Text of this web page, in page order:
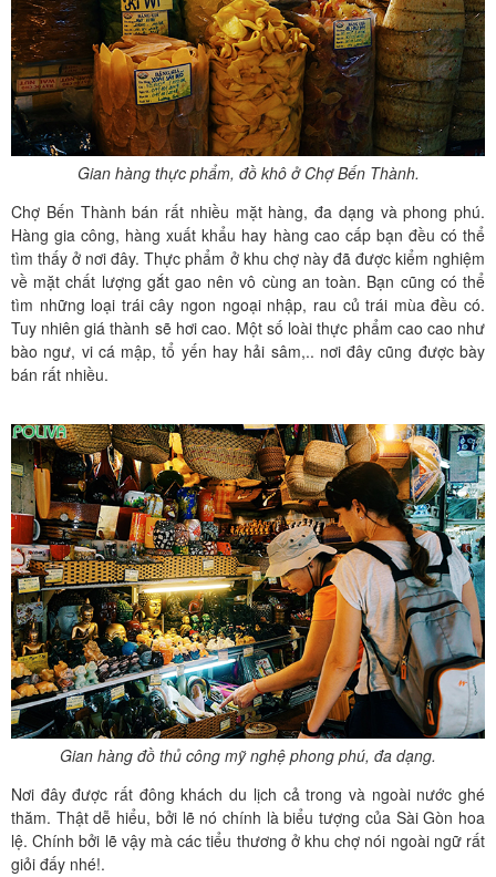
Gian hàng thực phẩm, đồ khô ở Chợ Bến Thành.
Chợ Bến Thành bán rất nhiều mặt hàng, đa dạng và phong phú.
Hàng gia công, hàng xuất khẩu hay hàng cao cấp bạn đều có thể
tìm thấy ở nơi đây. Thực phẩm ở khu chợ này đã được kiểm nghiệm
về mặt chất lượng gắt gao nên vô cùng an toàn. Bạn cũng có thể
tìm những loại trái cây ngon ngoại nhập, rau củ trái mùa đều có.
Tuy nhiên giá thành sẽ hơi cao. Một số loài thực phẩm cao cao như
bào ngư, vi cá mập, tổ yến hay hải sâm,.. nơi đây cũng được bày
bán rất nhiều.
Gian hàng đồ thủ công mỹ nghệ phong phú, đa dạng.
Nơi đây được rất đông khách du lịch cả trong và ngoài nước ghé
thăm. Thật dễ hiểu, bởi lẽ nó chính là biểu tượng của Sài Gòn hoa
lệ. Chính bởi lẽ vậy mà các tiểu thương ở khu chợ nói ngoài ngữ rất
giỏi đấy nhé!.